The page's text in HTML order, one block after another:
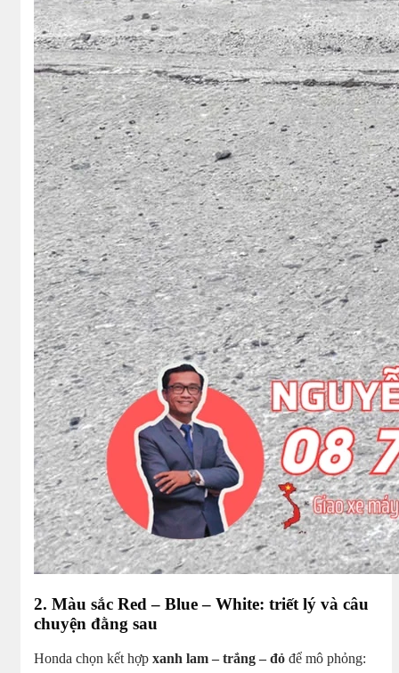
2. Màu sắc Red – Blue – White: triết lý và câu
chuyện đằng sau
Honda chọn kết hợp xanh lam – trắng – đỏ để mô phỏng: